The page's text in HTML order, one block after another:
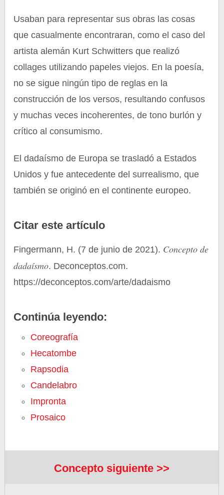
Usaban para representar sus obras las cosas
que casualmente encontraran, como el caso del
artista alemán Kurt Schwitters que realizó
collages utilizando papeles viejos. En la poesía,
no se sigue ningún tipo de reglas en la
construcción de los versos, resultando confusos
y muchas veces incoherentes, de tono burlón y
crítico al consumismo.
El dadaísmo de Europa se trasladó a Estados
Unidos y fue antecedente del surrealismo, que
también se originó en el continente europeo.
Citar este artículo
Fingermann, H. (7 de junio de 2021). Concepto de
dadaísmo. Deconceptos.com.
https://deconceptos.com/arte/dadaismo
Continúa leyendo:
Coreografía
Hecatombe
Rapsodia
Candelabro
Impronta
Prosaico
Concepto siguiente >>